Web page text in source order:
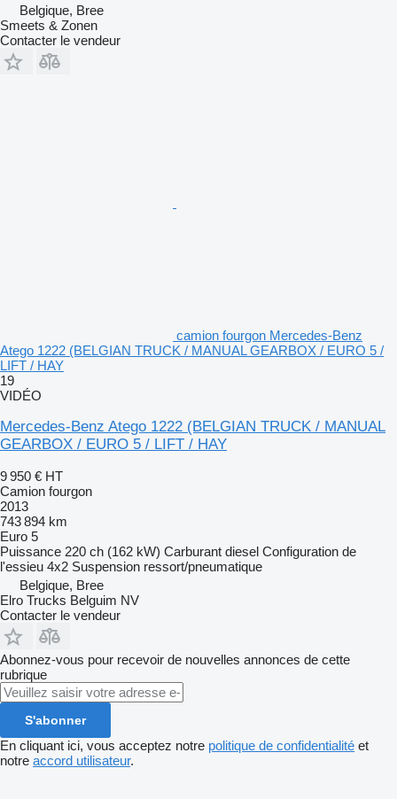
Belgique, Bree
Smeets & Zonen
Contacter le vendeur
camion fourgon Mercedes-Benz
Atego 1222 (BELGIAN TRUCK / MANUAL GEARBOX / EURO 5 /
LIFT / HAY
19
VIDÉO
Mercedes-Benz Atego 1222 (BELGIAN TRUCK / MANUAL
GEARBOX / EURO 5 / LIFT / HAY
9 950 € HT
Camion fourgon
2013
743 894 km
Euro 5
Puissance 220 ch (162 kW) Carburant diesel Configuration de
l'essieu 4x2 Suspension ressort/pneumatique
Belgique, Bree
Elro Trucks Belguim NV
Contacter le vendeur
Abonnez-vous pour recevoir de nouvelles annonces de cette
rubrique
S'abonner
En cliquant ici, vous acceptez notre politique de confidentialité et
notre accord utilisateur.